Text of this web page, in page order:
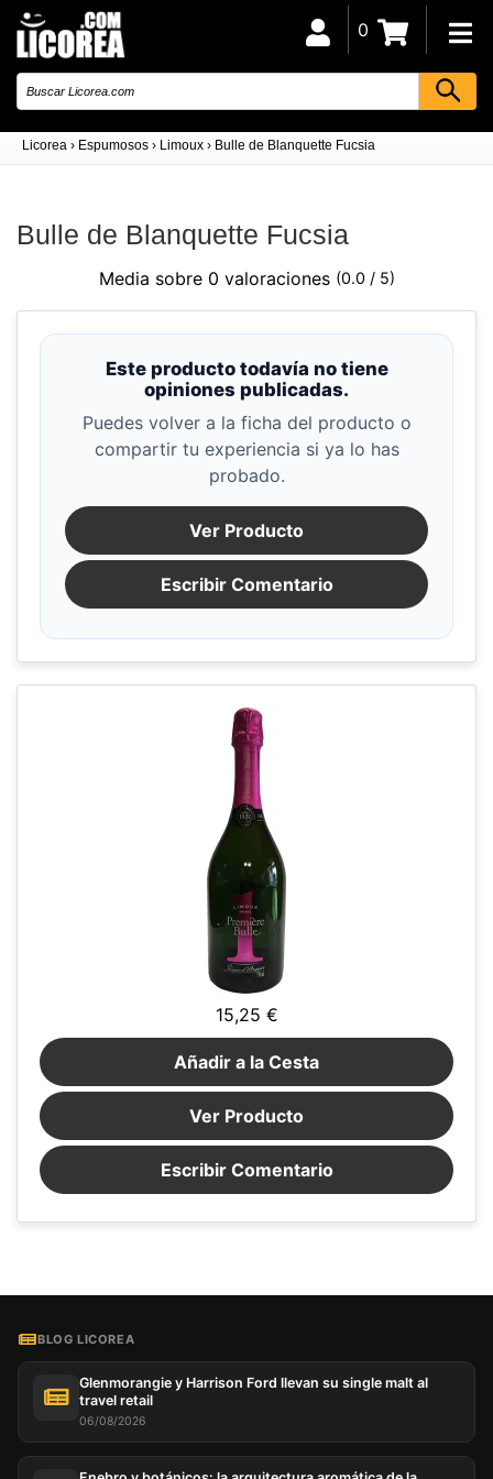
Licorea › Espumosos › Limoux › Bulle de Blanquette Fucsia
0
Bulle de Blanquette Fucsia
Media sobre 0 valoraciones (0.0 / 5)
Este producto todavía no tiene
opiniones publicadas.
Puedes volver a la ficha del producto o
compartir tu experiencia si ya lo has
probado.
Ver Producto
Escribir Comentario
15,25 €
Añadir a la Cesta
Ver Producto
Escribir Comentario
BLOG LICOREA
Glenmorangie y Harrison Ford llevan su single malt al
travel retail
06/08/2026